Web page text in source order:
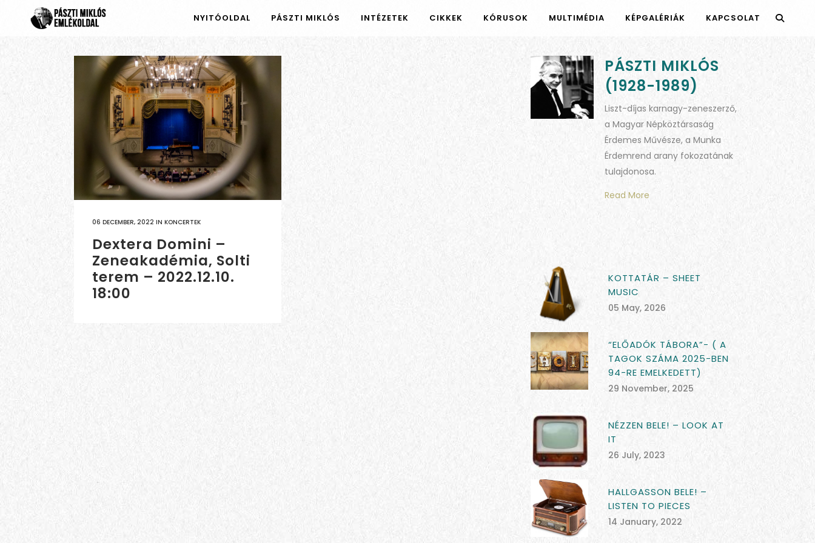
NYITÓOLDAL PÁSZTI MIKLÓS INTÉZETEK CIKKEK KÓRUSOK MULTIMÉDIA KÉPGALÉRIÁK KAPCSOLAT
06 DECEMBER, 2022 IN KONCERTEK
Dextera Domini –
Zeneakadémia, Solti
terem – 2022.12.10.
18:00
PÁSZTI MIKLÓS
(1928-1989)
Liszt-díjas karnagy-zeneszerző,
a Magyar Népköztársaság
Érdemes Művésze, a Munka
Érdemrend arany fokozatának
tulajdonosa.
Read More
KOTTATÁR – SHEET
MUSIC
05 May, 2026
“ELŐADÓK TÁBORA”- ( A
TAGOK SZÁMA 2025-BEN
94-RE EMELKEDETT)
29 November, 2025
NÉZZEN BELE! – LOOK AT
IT
26 July, 2023
HALLGASSON BELE! –
LISTEN TO PIECES
14 January, 2022